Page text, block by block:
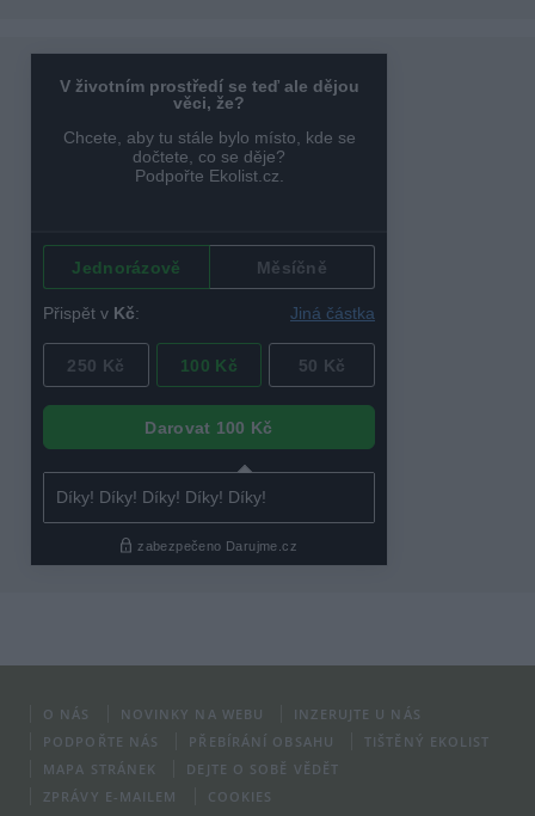
O NÁS NOVINKY NA WEBU
INZERUJTE U NÁS
PODPOŘTE NÁS
PŘEBÍRÁNÍ OBSAHU
TIŠTĚNÝ EKOLIST
MAPA STRÁNEK
DEJTE O SOBĚ VĚDĚT
ZPRÁVY E-MAILEM
COOKIES